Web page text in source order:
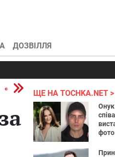
ДОЗВІЛЛЯ
Війна в Україні 2022
ЩЕ НА TOCHKA.NET
Онук
фото